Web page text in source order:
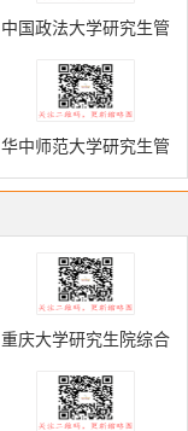
中国政法大学研究生管
理系统
华中师范大学研究生管
理系统
重庆大学研究生院综合
管理信息系统